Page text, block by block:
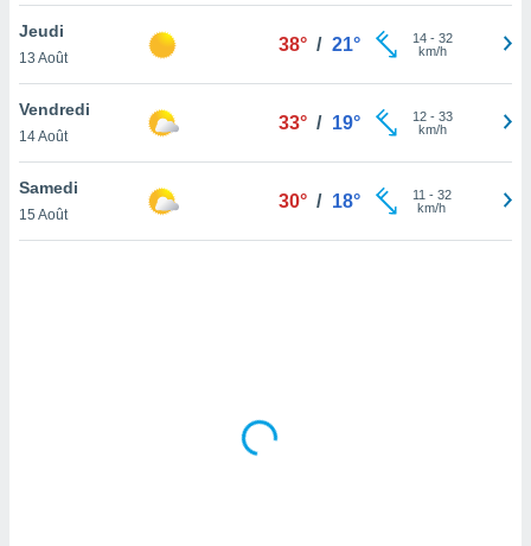
en
de
Jeudi
13 Août
38° / 21° 14- 32
km/h
Vendredi
14 Août
33° / 19° 12- 33
km/h
Samedi
15 Août
30° / 18° 11 - 32
km/h